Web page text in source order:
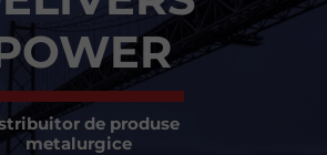
de produse
metalurgice